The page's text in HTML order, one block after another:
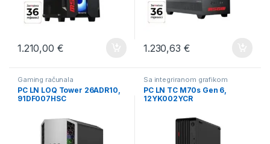
1.210,00 € 1.230,63 €
Gaming računala
PC LN LOQ Tower 26ADR10,
91DF007HSC
Sa integriranom grafikom
PC LN TC M70s Gen 6,
12YK002YCR